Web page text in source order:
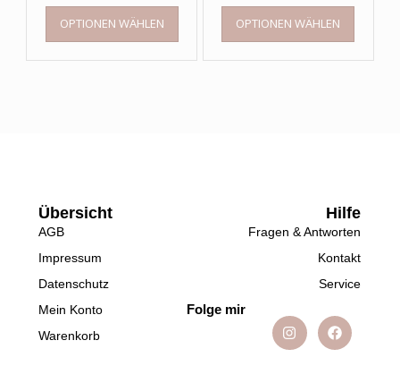
OPTIONEN WÄHLEN OPTIONEN WÄHLEN
Übersicht
AGB
Impressum
Datenschutz
Mein Konto
Warenkorb
Hilfe
Fragen & Antworten
Kontakt
Service
Folge mir